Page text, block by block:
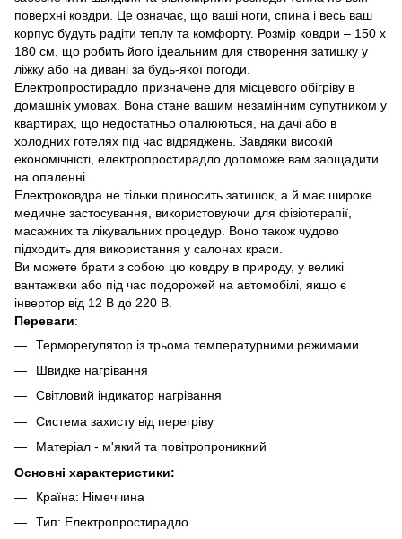
поверхні ковдри. Це означає, що ваші ноги, спина і весь ваш
корпус будуть радіти теплу та комфорту. Розмір ковдри – 150 x
180 см, що робить його ідеальним для створення затишку у
ліжку або на дивані за будь-якої погоди.
Електропростирадло призначене для місцевого обігріву в
домашніх умовах. Вона стане вашим незамінним супутником у
квартирах, що недостатньо опалюються, на дачі або в
холодних готелях під час відряджень. Завдяки високій
економічністі, електропростирадло допоможе вам заощадити
на опаленні.
Електроковдра не тільки приносить затишок, а й має широке
медичне застосування, використовуючи для фізіотерапії,
масажних та лікувальних процедур. Воно також чудово
підходить для використання у салонах краси.
Ви можете брати з собою цю ковдру в природу, у великі
вантажівки або під час подорожей на автомобілі, якщо є
інвертор від 12 В до 220 В.
Переваги:
Терморегулятор із трьома температурними режимами
Швидке нагрівання
Світловий індикатор нагрівання
Система захисту від перегріву
Матеріал - м'який та повітропроникний
Основні характеристики:
Країна: Німеччина
Тип: Електропростирадло